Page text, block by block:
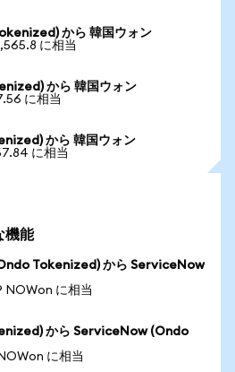
から 韓国ウォン
に相当
から 韓国ウォン
に相当
から 韓国ウォン
に相当
機能
Tokenized) から ServiceNow
NOWon に相当
から ServiceNow (Ondo
に相当